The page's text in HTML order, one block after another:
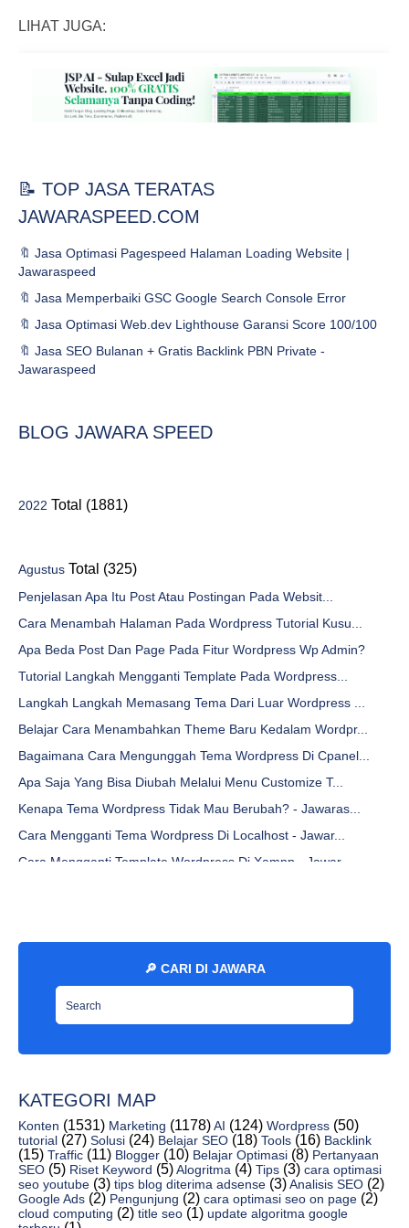
LIHAT JUGA:
📝 TOP JASA TERATAS
JAWARASPEED.COM
🔖 Jasa Optimasi Pagespeed Halaman Loading Website |
Jawaraspeed
🔖 Jasa Memperbaiki GSC Google Search Console Error
🔖 Jasa Optimasi Web.dev Lighthouse Garansi Score 100/100
🔖 Jasa SEO Bulanan + Gratis Backlink PBN Private -
Jawaraspeed
BLOG JAWARA SPEED
2022 Total (1881)
Agustus Total (325)
Penjelasan Apa Itu Post Atau Postingan Pada Websit...
Cara Menambah Halaman Pada Wordpress Tutorial Kusu...
Apa Beda Post Dan Page Pada Fitur Wordpress Wp Admin?
Tutorial Langkah Mengganti Template Pada Wordpress...
Langkah Langkah Memasang Tema Dari Luar Wordpress ...
Belajar Cara Menambahkan Theme Baru Kedalam Wordpr...
Bagaimana Cara Mengunggah Tema Wordpress Di Cpanel...
Apa Saja Yang Bisa Diubah Melalui Menu Customize T...
Kenapa Tema Wordpress Tidak Mau Berubah? - Jawaras...
Cara Mengganti Tema Wordpress Di Localhost - Jawar...
Cara Mengganti Template Wordpress Di Xampp - Jawar...
Apa Yang Dimaksud Dengan Tema Wordpress? Kusus Pemula
Bagaimana Cara Mendapatkan Theme Atau Template Wor...
Alat Untuk Rephrase Tulisan Artikel Online Indones...
Mesin Pencari Yang Sering Digunakan Untuk Beriklan...
Konsep Dan Trik Membuat Iklan Online Menggunakan S...
Cara Menggunakan Iklan Ppc Agar Efektif Dan Tepat ...
Apa Itu Iklan Ppc Dalam Bisnis Online? - Jawaraspeed
Cara Memasang Iklan Ppc Berikut Contoh Iklan Ppc P...
Bagaimana Cara Kerja Sistem Ppc Dan Jenis Iklan Pp...
Apa Contoh Dari Ppc Di Google Ads? - Jawaraspeed
🔎 CARI DI JAWARA
KATEGORI MAP
Konten (1531) Marketing (1178)AI (124) Wordpress (50)
tutorial (27) Solusi (24) Belajar SEO (18) Tools (16) Backlink
(15) Traffic (11) Blogger (10) Belajar Optimasi (8) Pertanyaan
SEO (5) Riset Keyword (5)Alogritma (4) Tips (3) cara optimasi
seo youtube (3) tips blog diterima adsense (3)Analisis SEO (2)
Google Ads (2) Pengunjung (2) cara optimasi seo on page (2)
cloud computing (2) title seo (1) update algoritma google